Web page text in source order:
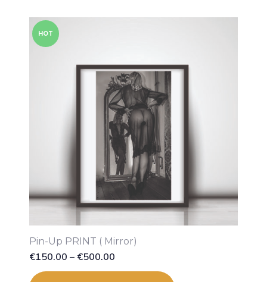
HOT
Pin-Up PRINT ( Mirror)
€150.00 – €500.00